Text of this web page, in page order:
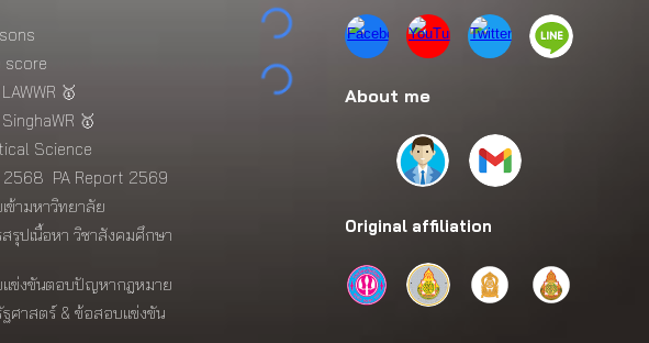
score
🥇
🥇
Science
2568 PA Report 2569
ข้ามหาวิทยาลัย
สรุปเนื้อหา วิชาสังคมศึกษา
ข่งขันตอบปัญหากฎหมาย
ฐศาสตร์ & ข้อสอบแข่งขัน
About me
Original affiliation